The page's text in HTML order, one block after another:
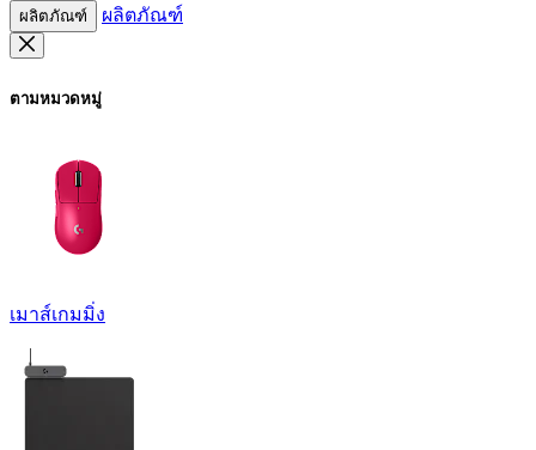
ผลิตภัณฑ์ ผลิตภัณฑ์
ตามหมวดหมู่
เมาส์เกมมิ่ง